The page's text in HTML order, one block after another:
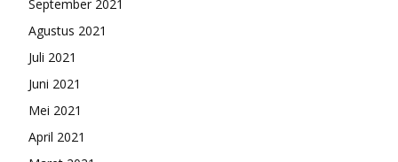
September 2021
Agustus 2021
Juli 2021
Juni 2021
Mei 2021
April 2021